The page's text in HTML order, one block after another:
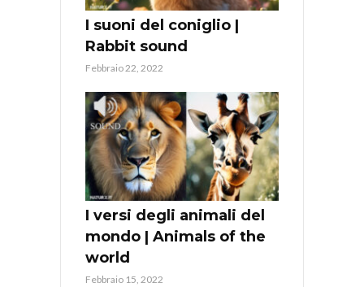
I suoni del coniglio |
Rabbit sound
Febbraio 22, 2022
I versi degli animali del
mondo | Animals of the
world
Febbraio 15, 2022